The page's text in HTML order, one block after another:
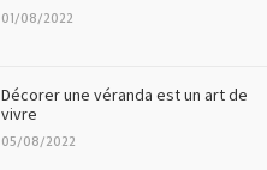
01/08/2022
Décorer une véranda est un art de
vivre
05/08/2022